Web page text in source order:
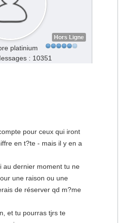
Hors Ligne
platinium
: 10351
pour ceux qui iront
en t?te - mais il y en a
au dernier moment tu ne
une raison ou une
de réserver qd m?me
et tu pourras tjrs te